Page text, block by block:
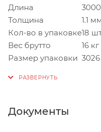
Длина
Толщина
1.1
Кол-во в упаковке18
Вес брутто
16 кг
Размер упаковки
Документы